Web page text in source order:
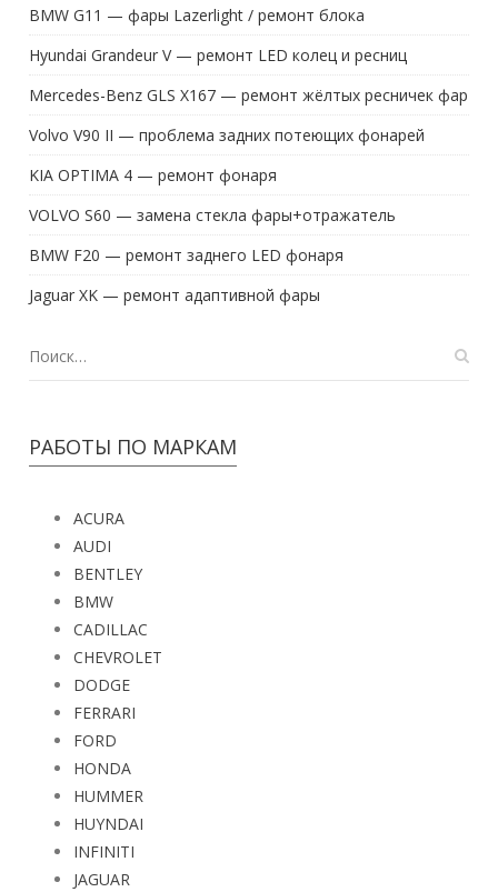
BMW G11 — фары Lazerlight / ремонт блока
Hyundai Grandeur V — ремонт LED колец и ресниц
Mercedes-Benz GLS X167 — ремонт жёлтых ресничек фар
Volvo V90 II — проблема задних потеющих фонарей
KIA OPTIMA 4 — ремонт фонаря
VOLVO S60 — замена стекла фары+отражатель
BMW F20 — ремонт заднего LED фонаря
Jaguar XK — ремонт адаптивной фары
РАБОТЫ ПО МАРКАМ
ACURA
AUDI
BENTLEY
BMW
CADILLAC
CHEVROLET
DODGE
FERRARI
FORD
HONDA
HUMMER
HUYNDAI
INFINITI
JAGUAR